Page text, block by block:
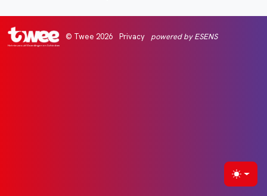
Het nieuws uit Vlaardingen en Schiedam
© Twee 2026 Privacy powered by ESENS